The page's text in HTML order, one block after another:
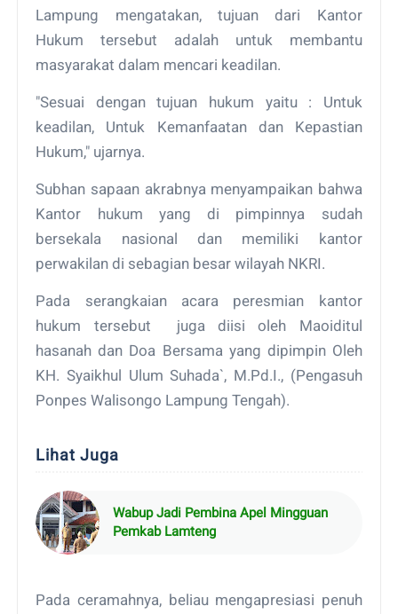
Lampung mengatakan, tujuan dari Kantor
Hukum tersebut adalah untuk membantu
masyarakat dalam mencari keadilan.
"Sesuai dengan tujuan hukum yaitu : Untuk
keadilan, Untuk Kemanfaatan dan Kepastian
Hukum," ujarnya.
Subhan sapaan akrabnya menyampaikan bahwa
Kantor hukum yang di pimpinnya sudah
bersekala nasional dan memiliki kantor
perwakilan di sebagian besar wilayah NKRI.
Pada serangkaian acara peresmian kantor
hukum tersebut juga diisi oleh Maoiditul
hasanah dan Doa Bersama yang dipimpin Oleh
KH. Syaikhul Ulum Suhada`, M.Pd.I., (Pengasuh
Ponpes Walisongo Lampung Tengah).
Lihat Juga
Wabup Jadi Pembina Apel Mingguan
Pemkab Lamteng
Pada ceramahnya, beliau mengapresiasi penuh